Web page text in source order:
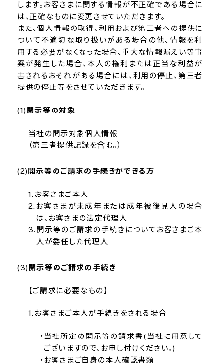
します。お客さまに関する情報が不正確である場合に
は、正確なものに変更させていただきます。
また、個人情報の取得、利用および第三者への提供に
ついて不適切な取り扱いがある場合の他、情報を利
用する必要がなくなった場合、重大な情報漏えい等事
案が発生した場合、本人の権利または正当な利益が
害されるおそれがある場合には、利用の停止、第三者
提供の停止等をさせていただきます。
開示等の対象
当社の開示対象個人情報
（第三者提供記録を含む。）
開示等のご請求の手続きができる方
お客さまご本人
お客さまが未成年または成年被後見人の場合
は、お客さまの法定代理人
開示等のご請求の手続きについてお客さまご本
人が委任した代理人
開示等のご請求の手続き
【ご請求に必要なもの】
お客さまご本人が手続きをされる場合
当社所定の開示等の請求書(当社に用意して
ございますので、お申し付けください。)
お客さまご自身の本人確認書類